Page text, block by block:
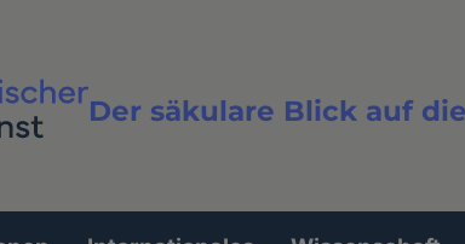
Der säkulare Blick auf